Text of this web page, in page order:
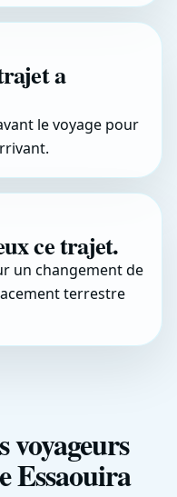
a
le voyage pour
ce trajet.
un changement de
terrestre
voyageurs
Essaouira